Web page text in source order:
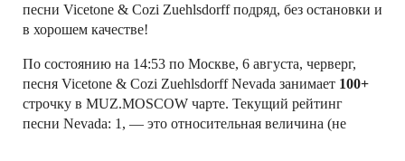
песни Vicetone & Cozi Zuehlsdorff подряд, без остановки и
в хорошем качестве!
По состоянию на 14:53 по Москве, 6 августа, черверг,
песня Vicetone & Cozi Zuehlsdorff Nevada занимает 100+
строчку в MUZ.MOSCOW чарте. Текущий рейтинг
песни Nevada: 1, — это относительная величина (не